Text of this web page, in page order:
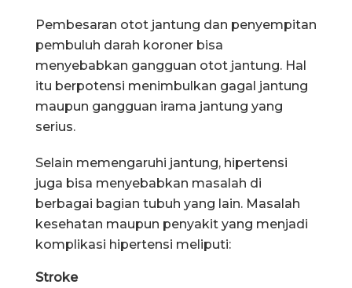
Pembesaran otot jantung dan penyempitan
pembuluh darah koroner bisa
menyebabkan gangguan otot jantung. Hal
itu berpotensi menimbulkan gagal jantung
maupun gangguan irama jantung yang
serius.
Selain memengaruhi jantung, hipertensi
juga bisa menyebabkan masalah di
berbagai bagian tubuh yang lain. Masalah
kesehatan maupun penyakit yang menjadi
komplikasi hipertensi meliputi:
Stroke